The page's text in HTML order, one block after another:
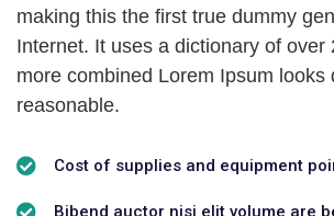
making this the first true dummy
Internet. It uses a dictionary of over
more combined Lorem Ipsum looks
reasonable.
Cost of supplies and equipment
Bibend auctor nisi elit volume are